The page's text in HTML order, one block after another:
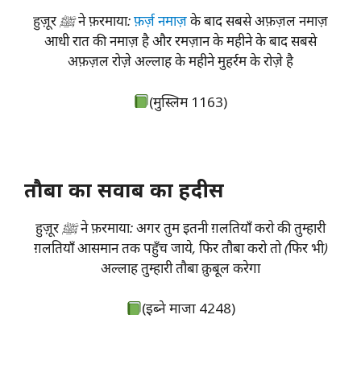
हुज़ूर ﷺ ने फ़रमाया:फ़र्ज़ नमाज़के बाद सबसे अफ़ज़ल नमाज़
आधी रात की नमाज़ है और रमज़ान के महीने के बाद सबसे
अफ़ज़ल रोज़े अल्लाह के महीने मुहर्रम के रोज़े है
(मुस्लिम 1163)
तौबा का सवाब का हदीस
हुज़ूर ﷺ ने फ़रमाया: अगर तुम इतनी ग़लतियाँ करो की तुम्हारी
ग़लतियाँ आसमान तक पहुँच जाये, फिर तौबा करो तो (फिर भी)
अल्लाह तुम्हारी तौबा क़ुबूल करेगा
(इब्ने माजा 4248)